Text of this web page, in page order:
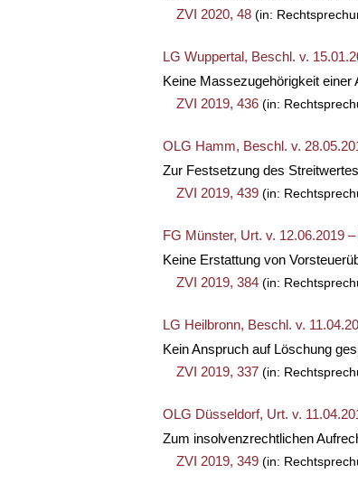
ZVI 2020, 48 (in:
LG Wuppertal, Beschl. v.
Keine Massezugehörigkeit einer
ZVI 2019, 436 (in:
OLG Hamm, Beschl. v.
Zur Festsetzung des
ZVI 2019, 439 (in:
FG Münster, Urt. v. 12.06.2019
Keine Erstattung von
ZVI 2019, 384 (in:
LG Heilbronn, Beschl. v.
Kein Anspruch auf Löschung
ZVI 2019, 337 (in:
OLG Düsseldorf, Urt. v.
Zum insolvenzrechtlichen
ZVI 2019, 349 (in: